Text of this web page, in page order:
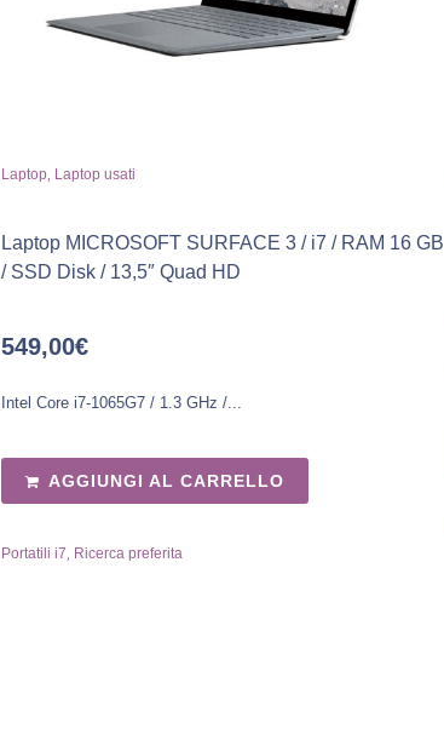
Laptop, Laptop usati
Laptop MICROSOFT SURFACE 3 / i7 / RAM 16 GB
/ SSD Disk / 13,5″ Quad HD
549,00€
Intel Core i7-1065G7 / 1.3 GHz /...
AGGIUNGI AL CARRELLO
Portatili i7 Ricerca preferita